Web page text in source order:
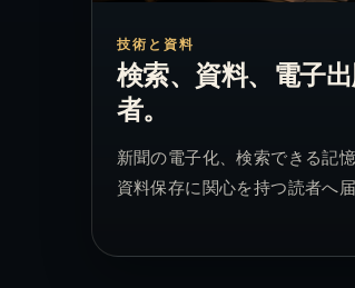
技術と資料
検索、資料、電子
者。
新聞の電子化、検索できる記
資料保存に関心を持つ読者へ届